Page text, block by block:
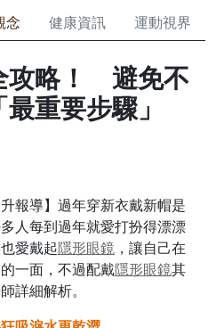
念 健康資訊 運動視界
攻略！ 避免不
重要步驟」
報導】過年穿新衣戴新帽是
人每到過年就愛打扮得漂漂
愛戴起隱形眼鏡，讓自己在
一面，不過配戴隱形眼鏡其
詳細解析。